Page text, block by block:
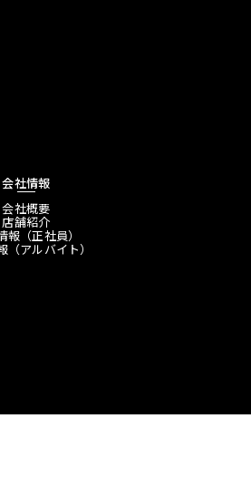
会社情報
会社概要
店舗紹介
報（正社員）
（アルバイト）